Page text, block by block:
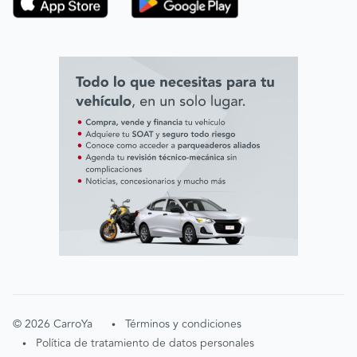
Línea ética ADL digital Lab
©2026 CarroYa • Términos y condiciones
• Política de tratamiento de datos personales